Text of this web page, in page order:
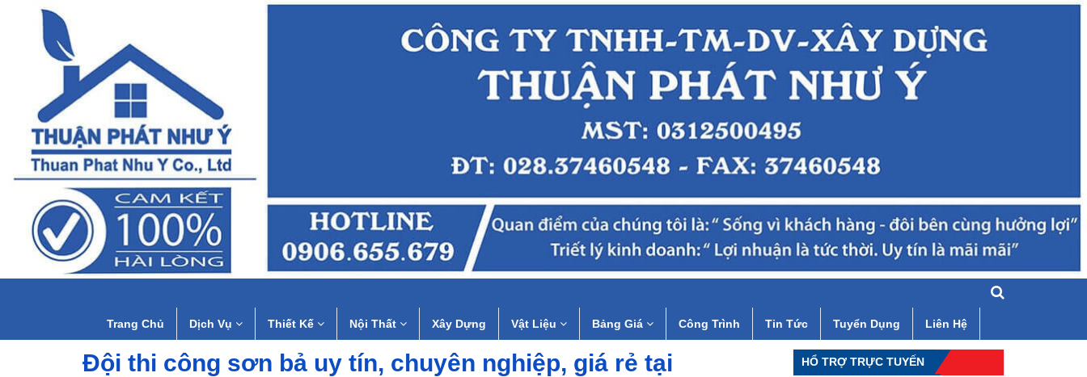
Trang Chủ Dịch Vụ Thiết Kế Nội Thất Xây Dựng Vật Liệu Bảng Giá Công Trình Tin Tức Tuyển Dụng Liên Hệ
Đội thi công sơn bả uy tín, chuyên nghiệp, giá rẻ tại
HỔ TRỢ TRỰC TUYẾN